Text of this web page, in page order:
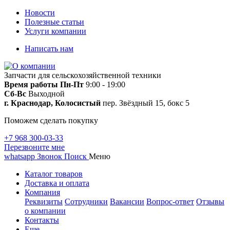
Новости
Полезные статьи
Услуги компании
Написать нам
Запчасти для сельскохозяйственной техники
Время работы Пн-Пт 9:00 - 19:00
Сб-Вс Выходной
г. Краснодар, Колосистый пер. Звёздный 15, бокс 5
Поможем сделать покупку
+7 968 300-03-33
Перезвоните мне
whatsapp Звонок Поиск Меню
Каталог товаров
Доставка и оплата
Компания
Реквизиты Сотрудники Вакансии Вопрос-ответ Отзывы
о компании
Контакты